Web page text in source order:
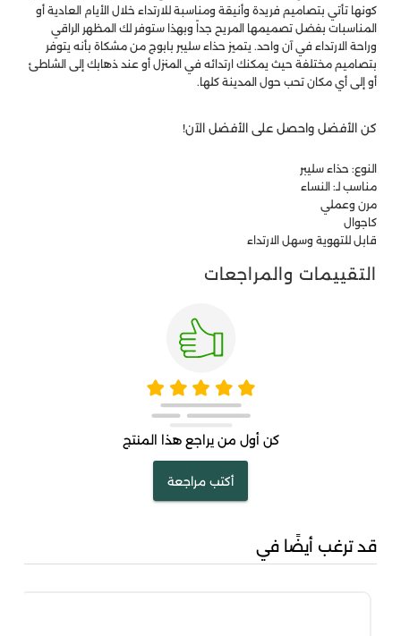
كونها تأتي بتصاميم فريدة وأنيقة ومناسبة للارتداء خلال الأيام العادية أو
المناسبات بفضل تصميمها المريح جداً وبهذا ستوفر لك المظهر الراقي
وراحة الارتداء في آن واحد. يتميز حذاء سليبر بابوج من مشكاة بأنه يتوفر
بتصاميم مختلفة حيث يمكنك ارتدائه في المنزل أو عند ذهابك إلى الشاطئ
أو إلى أي مكان تحب حول المدينة كلها.
كن الأفضل واحصل على الأفضل الآن!
النوع: حذاء سليبر
مناسب لـ: النساء
مرن وعملي
كاجوال
قابل للتهوية وسهل الارتداء
التقييمات والمراجعات
كن أول من يراجع هذا المنتج
أكتب مراجعة
قد ترغب أيضًا في